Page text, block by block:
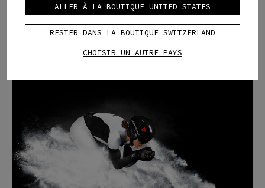
ALLER À LA BOUTIQUE UNITED STATES
RESTER DANS LA BOUTIQUE SWITZERLAND
CHOISIR UN AUTRE PAYS